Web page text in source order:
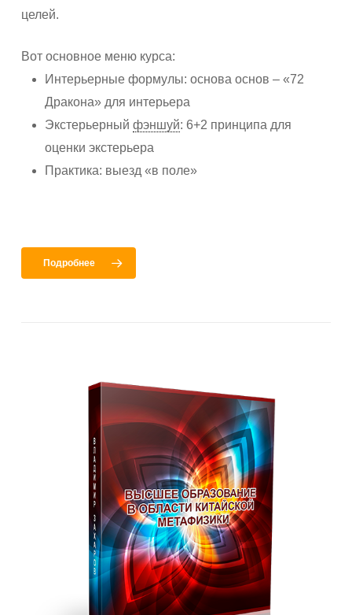
целей.
Вот основное меню курса:
Интерьерные формулы: основа основ – «72
Дракона» для интерьера
Экстерьерныйфэншуй: 6+2 принципа для
оценки экстерьера
Практика: выезд «в поле»
Подробнее